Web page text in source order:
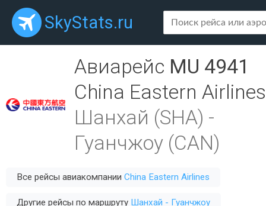
SkyStats.ru
Авиарейс MU 4941
China Eastern Airlines
Шанхай (SHA) -
Гуанчжоу (CAN)
Все рейсы авиакомпании China Eastern Airlines
Другие рейсы по маршруту Шанхай - Гуанчжоу